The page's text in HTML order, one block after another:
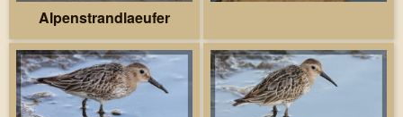
Alpenstrandlaeufer